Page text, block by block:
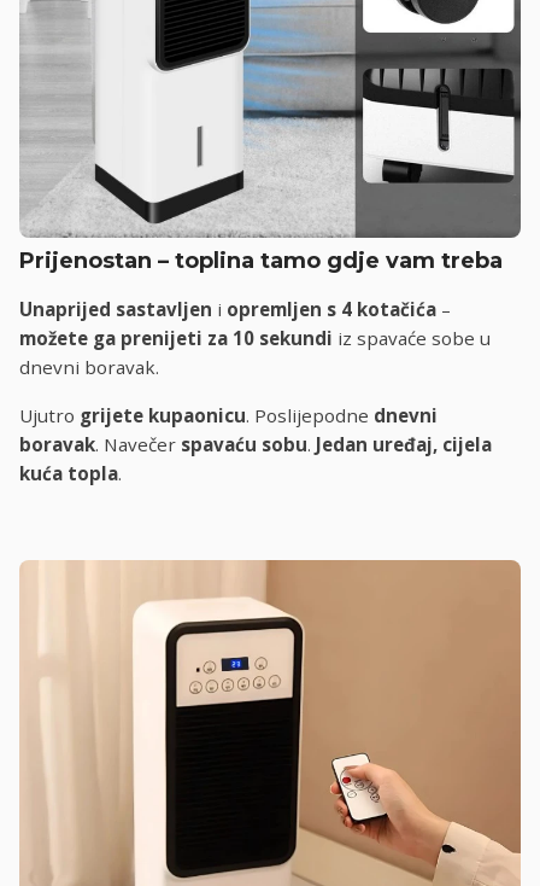
Prijenostan – toplina tamo gdje vam treba
Unaprijed sastavljen i opremljen s 4 kotačića –
možete ga prenijeti za 10 sekundi iz spavaće sobe u
dnevni boravak.
Ujutro grijete kupaonicu. Poslijepodne dnevni
boravak. Navečer spavaću sobu. Jedan uređaj, cijela
kuća topla.